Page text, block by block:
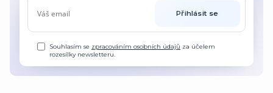
Přihlásit se
Souhlasím se zpracováním osobních údajů za účelem
rozesílky newsletteru.